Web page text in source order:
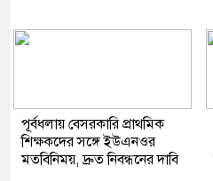
​পূর্বধলায় বেসরকারি প্রাথমিক
শিক্ষকদের সঙ্গে ইউএনওর
মতবিনিময়, দ্রুত নিবন্ধনের দাবি